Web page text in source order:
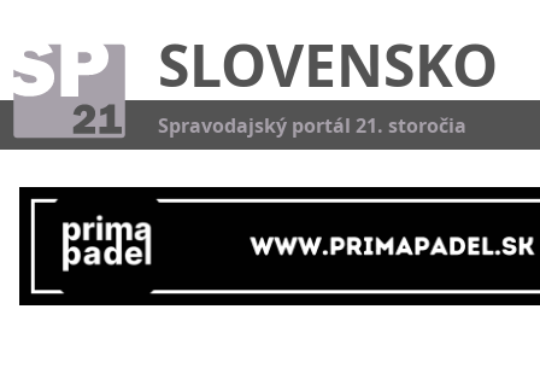
SLOVENSKO
Spravodajský portál 21. storočia